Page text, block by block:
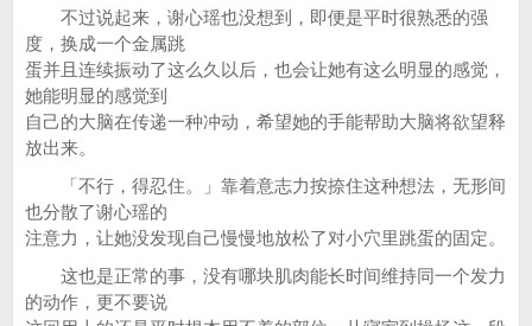
不过说起来，谢心瑶也没想到，即便是平时很熟悉的强
度，换成一个金属跳
蛋并且连续振动了这么久以后，也会让她有这么明显的感觉，
她能明显的感觉到
自己的大脑在传递一种冲动，希望她的手能帮助大脑将欲望释
放出来。
「不行，得忍住。」靠着意志力按捺住这种想法，无形间
也分散了谢心瑶的
注意力，让她没发现自己慢慢地放松了对小穴里跳蛋的固定。
这也是正常的事，没有哪块肌肉能长时间维持同一个发力
的动作，更不要说